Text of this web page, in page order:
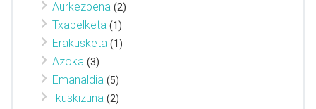
Aurkezpena (2)
Txapelketa (1)
Erakusketa (1)
Azoka (3)
Emanaldia (5)
Ikuskizuna (2)